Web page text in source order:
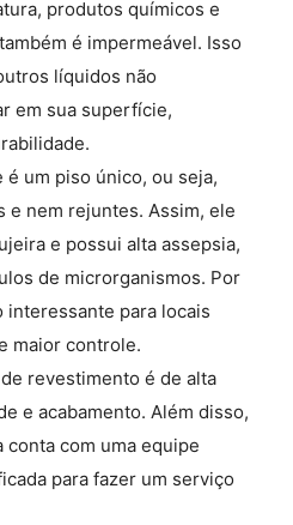
produtos químicos e
é impermeável. Isso
líquidos não
em sua superfície,
é um piso único, ou seja,
e nem rejuntes. Assim, ele
e possui alta assepsia,
de microrganismos. Por
interessante para locais
maior controle.
revestimento é de alta
e acabamento. Além disso,
conta com uma equipe
para fazer um serviço